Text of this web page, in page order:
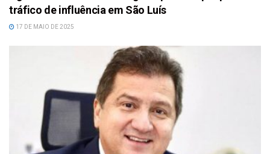
tráfico de influência em São Luís
17 DE MAIO DE 2025